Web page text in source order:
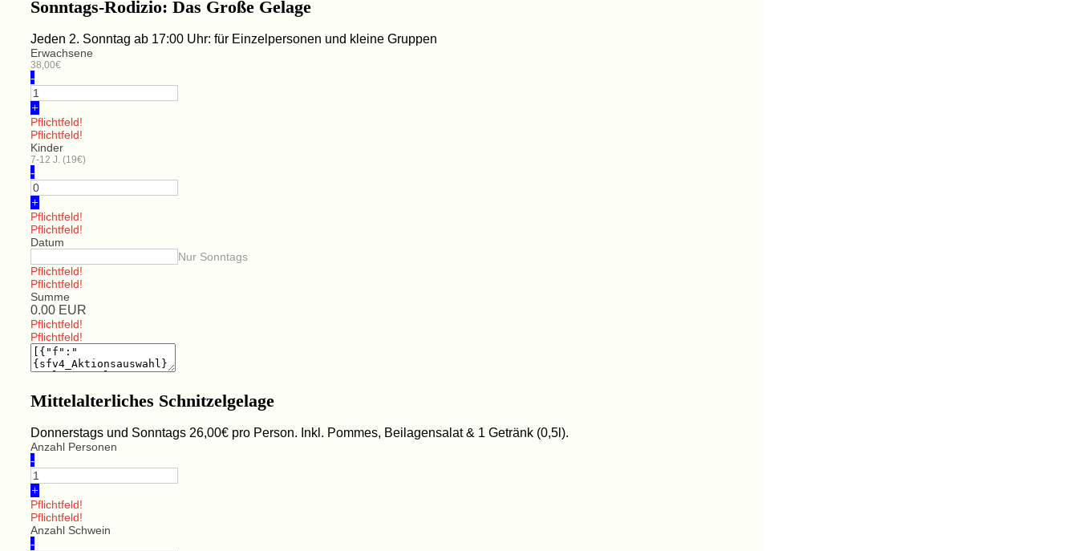
Sonntags-Rodizio: Das Große Gelage
Jeden 2. Sonntag ab 17:00 Uhr: für Einzelpersonen und kleine Gruppen
Erwachsene
38,00€
-
+
Pflichtfeld!
Pflichtfeld!
Kinder
7-12 J. (19€)
-
+
Pflichtfeld!
Pflichtfeld!
Datum
Nur Sonntags
Pflichtfeld!
Pflichtfeld!
Summe
0.00 EUR
Pflichtfeld!
Pflichtfeld!
Mittelalterliches Schnitzelgelage
Donnerstags und Sonntags 26,00€ pro Person. Inkl. Pommes, Beilagensalat & 1 Getränk (0,5l).
Anzahl Personen
-
+
Pflichtfeld!
Pflichtfeld!
Anzahl Schwein
-